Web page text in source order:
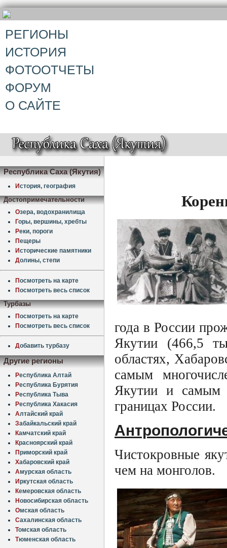
РЕГИОНЫ
ИСТОРИЯ
ФОТООТЧЕТЫ
ФОРУМ
О САЙТЕ
Республика Саха (Якутия)
История, география
Достопримечательности
Озера, водохранилища
Горы, вершины, хребты
Реки, пороги
Пещеры
Исторические памятники
Долины, степи
Посмотреть на карте
Посмотреть весь список
Турбазы
Посмотреть на карте
Посмотреть весь список
Добавить турбазу
Другие регионы
Республика Алтай
Республика Бурятия
Республика Тыва
Республика Хакасия
Алтайский край
Забайкальский край
Камчатский край
Красноярский край
Приморский край
Хабаровский край
Амурская область
Иркутская область
Кемеровская область
Новосибирская область
Омская область
Сахалинская область
Томская область
Тюменская область
года в России
Якутии (466,5
областях,
самым
Якутии и самым
границах России.
Чистокровные
чем на монголов.